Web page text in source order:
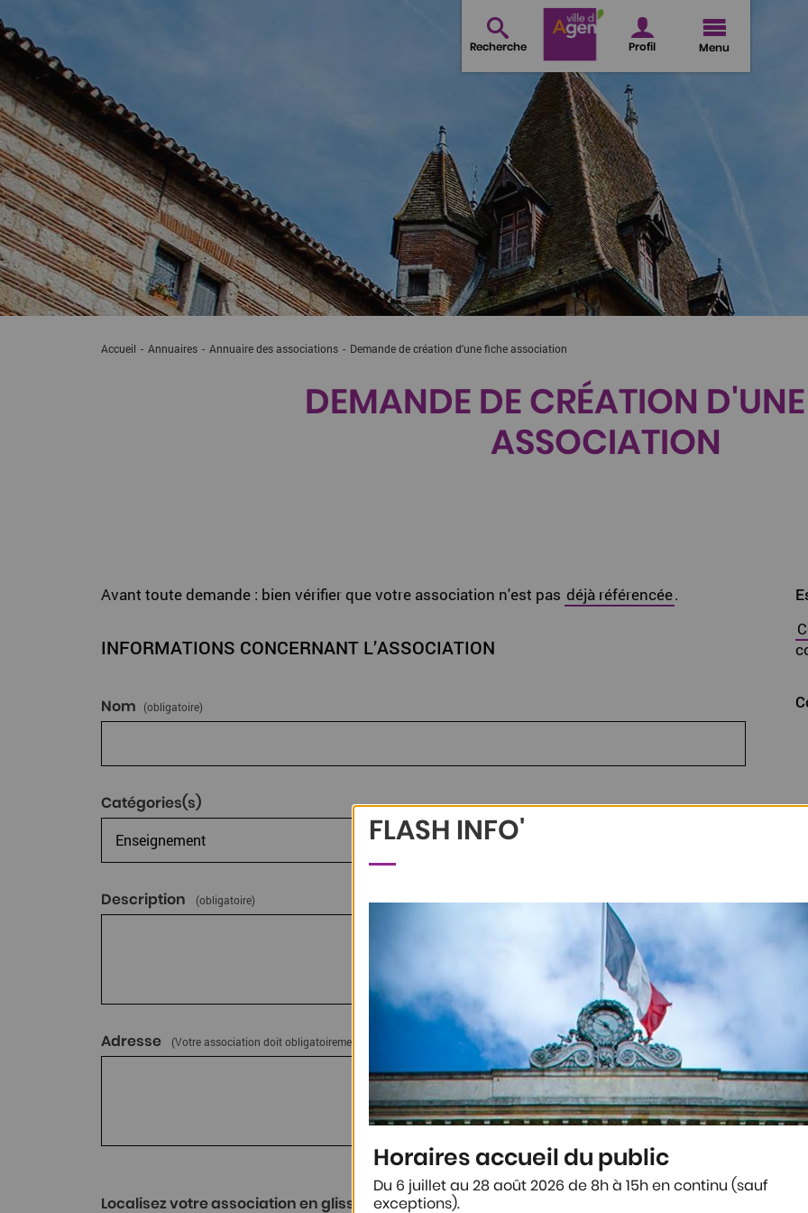
Recherche Profil Menu
Accueil Annuaires Annuaire des associations Current:
Demande de création d'une fiche association
DEMANDE DE CRÉATION
ASSOCIATION
Avant toute demande : bien vérifier que votre association n'est pas déjà référencée.
INFORMATIONS CONCERNANT L’ASSOCIATION
Nom (obligatoire)
Catégories(s)
Description (obligatoire)
Adresse (Votre association doit obligatoirement être située sur la commune d'Agen.)
Localisez votre association en glissant le curseur de la carte
FLASH INFO'
Horaires accueil du public
Du 6 juillet au 28 août 2026 de 8h à 15h en continu (sauf
exceptions).